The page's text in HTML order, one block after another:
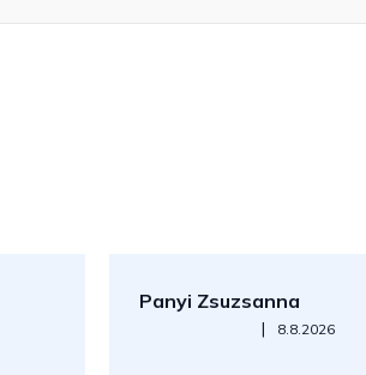
Panyi Zsuzsanna
Az áruház értékelése 5-ből
| 8.8.2026